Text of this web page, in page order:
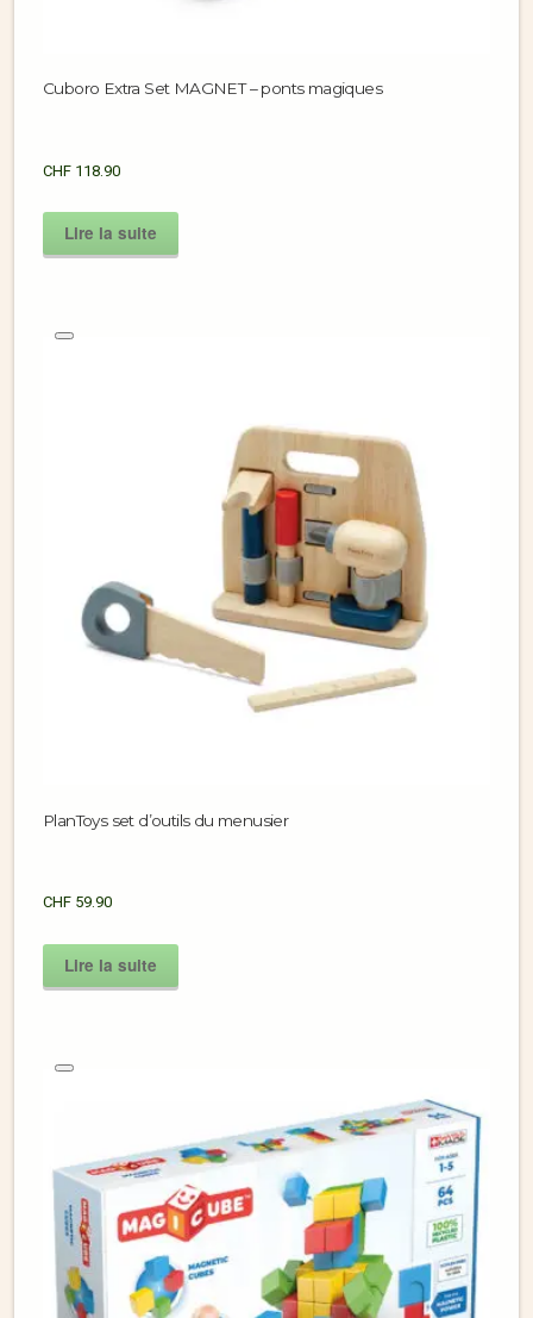
Cuboro Extra Set MAGNET – ponts magiques
CHF 118.90
Lire la suite
PlanToys set d’outils du menusier
CHF 59.90
Lire la suite